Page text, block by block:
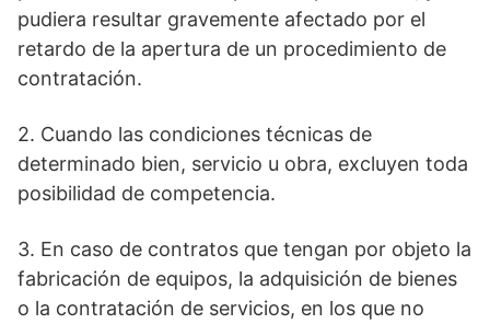
pudiera resultar gravemente afectado por el
retardo de la apertura de un procedimiento de
contratación.
2. Cuando las condiciones técnicas de
determinado bien, servicio u obra, excluyen toda
posibilidad de competencia.
3. En caso de contratos que tengan por objeto la
fabricación de equipos, la adquisición de bienes
o la contratación de servicios, en los que no